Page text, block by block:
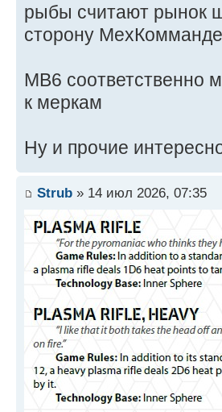
рыбы считают рынок
сторону
МВ6 соответственно
к меркам
Ну и прочие
Strub » 14 июл 2026, 07:35